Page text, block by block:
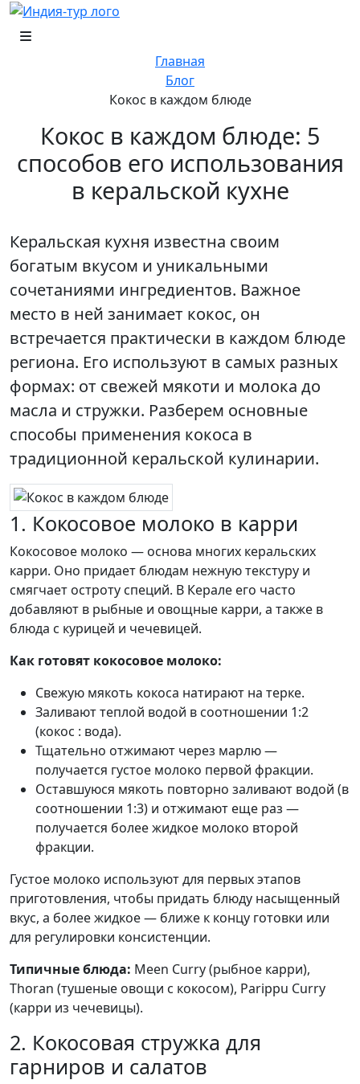
Кокос в каждом блюде: 5
способов его использования
в керальской кухне
Главная
Блог
Кокос в каждом блюде
Керальская кухня известна своим
богатым вкусом и уникальными
сочетаниями ингредиентов. Важное
место в ней занимает кокос, он
встречается практически в каждом блюде
региона. Его используют в самых разных
формах: от свежей мякоти и молока до
масла и стружки. Разберем основные
способы применения кокоса в
традиционной керальской кулинарии.
1. Кокосовое молоко в карри
Кокосовое молоко — основа многих керальских
карри. Оно придает блюдам нежную текстуру и
смягчает остроту специй. В Керале его часто
добавляют в рыбные и овощные карри, а также в
блюда с курицей и чечевицей.
Как готовят кокосовое молоко:
Свежую мякоть кокоса натирают на терке.
Заливают теплой водой в соотношении 1:2
(кокос : вода).
Тщательно отжимают через марлю —
получается густое молоко первой фракции.
Оставшуюся мякоть повторно заливают водой (в
соотношении 1:3) и отжимают еще раз —
получается более жидкое молоко второй
фракции.
Густое молоко используют для первых этапов
приготовления, чтобы придать блюду насыщенный
вкус, а более жидкое — ближе к концу готовки или
для регулировки консистенции.
Типичные блюда: Meen Curry (рыбное карри),
Thoran (тушеные овощи с кокосом), Parippu Curry
(карри из чечевицы).
2. Кокосовая стружка для
гарниров и салатов